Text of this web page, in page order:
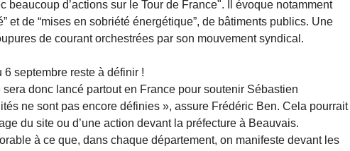
beaucoup d’actions sur le Tour de France". Il évoque notamment
et de “mises en sobriété énergétique”, de bâtiments publics. Une
de courant orchestrées par son mouvement syndical.
septembre reste à définir !
donc lancé partout en France pour soutenir Sébastien
ne sont pas encore définies », assure Frédéric Ben. Cela pourrait
du site ou d’une action devant la préfecture à Beauvais.
à ce que, dans chaque département, on manifeste devant les